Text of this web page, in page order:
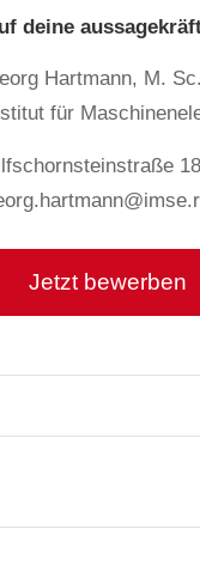
deine
Hartmann, M.
für